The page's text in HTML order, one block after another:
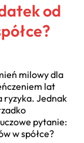
od
milowy dla
lat
ryzyka. Jednak
pytanie:
w spółce?